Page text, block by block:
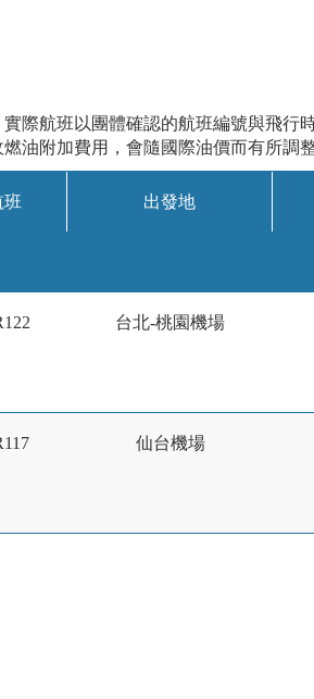
際航班以團體確認的航班編號與飛行時
油附加費用，會隨國際油價而有所調整
班 出發地
台北-桃園機場
仙台機場